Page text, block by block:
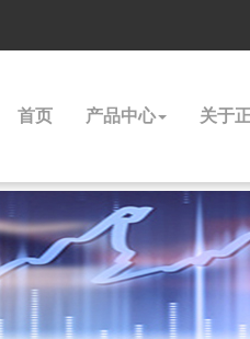
首页 产品中心 关于